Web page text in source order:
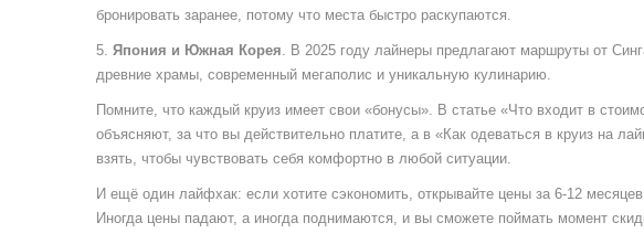
бронировать заранее, потому что места быстро раскупаются.
5. Япония и Южная Корея. В 2025 году лайнеры предлагают маршруты от
древние храмы, современный мегаполис и уникальную кулинарию.
Помните, что каждый круиз имеет свои «бонусы». В статье «Что входит в
объясняют, за что вы действительно платите, а в «Как одеваться в круиз на
взять, чтобы чувствовать себя комфортно в любой ситуации.
И ещё один лайфхак: если хотите сэкономить, открывайте цены за 6‑12
Иногда цены падают, а иногда поднимаются, и вы сможете поймать момент